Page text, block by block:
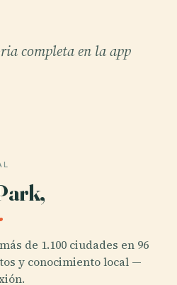
completa en la app
de 1.100 ciudades en 96
y conocimiento local —